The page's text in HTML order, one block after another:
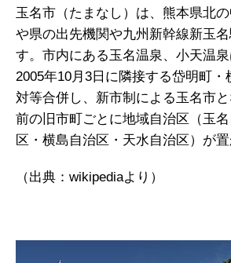
玉名市（たまなし）は、熊本県北
や県の出先機関や九州新幹線新玉
す。市内にある玉名温泉、小天温泉
2005年10月3日に隣接する岱明町・
対等合併し、新市制による玉名市
前の旧市町ごとに地域自治区（玉
区・横島自治区・天水自治区）が置
（出典：wikipediaより）